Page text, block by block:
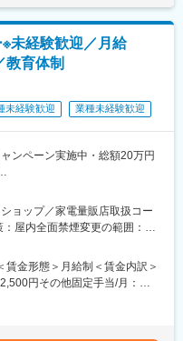
ド構築
）
構築、導入支援）
へアサイン。2年目の後輩の
築き4年目にリーダーへ。
ェクトがメインとなります。
～5年がボリュームゾーンと
未経験歓迎／月給
教育体制
未経験歓迎 業種未経験歓迎
ンペーン実施中・総額20万円
月10h以内／年間休日123日／
正社員化実績）があり、総合
トバンク取扱いコーナーに
ョップ／家電量販店取扱コー
屋内全面禁煙変更の範囲：本
金形態＞月給制＜賃金内訳＞
円その他固定手当/月：